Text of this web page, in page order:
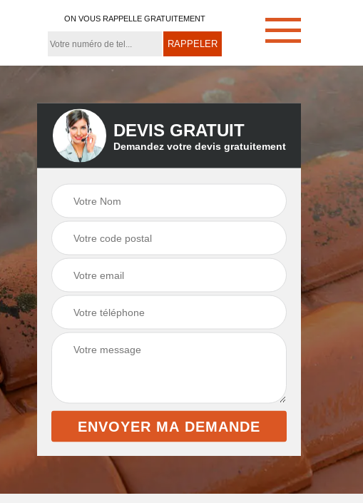
ON VOUS RAPPELLE GRATUITEMENT
Démoussage de
toiture 21
Couvreur zingueur
DEVIS GRATUIT
Demandez votre devis gratuitement